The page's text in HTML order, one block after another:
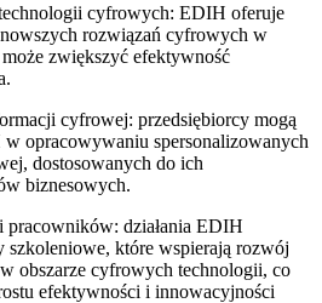
cyfrowych: EDIH oferuje
rozwiązań cyfrowych w
zwiększyć efektywność
cyfrowej: przedsiębiorcy mogą
opracowywaniu spersonalizowanych
dostosowanych do ich
biznesowych.
pracowników: działania EDIH
szkoleniowe, które wspierają rozwój
obszarze cyfrowych technologii, co
efektywności i innowacyjności